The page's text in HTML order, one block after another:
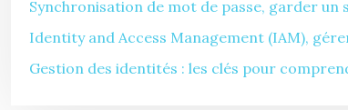
Synchronisation de mot de passe, garder un
Identity and Access Management (IAM),
Gestion des identités : les clés pour